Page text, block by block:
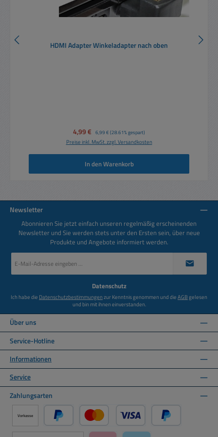
HDMI Adapter Winkeladapter nach oben
Verkaufspreis:
4,99 € Regulärer Preis:
6,99 € (28.61% gespart)
Preise inkl. MwSt. zzgl. Versandkosten
In den Warenkorb
Newsletter
Abonnieren Sie jetzt einfach unseren regelmäßig erscheinenden
Newsletter und Sie werden stets unter den Ersten sein, über neue
Produkte und Angebote informiert werden.
Mail-
Datenschutz
Ich habe die Datenschutzbestimmungenzur Kenntnis genommen und dieAGBgelesen
und bin mit ihnen einverstanden.
Über uns
Service-Hotline
Informationen
Service
Zahlungsarten
Vorkasse
PayPal Kredit- oder Debitkarte über PayPal